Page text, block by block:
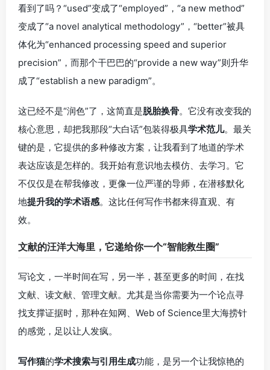
看到了吗？“used”变成了“employed”，“a new method”
变成了“a novel analytical methodology”，“better”被具
体化为“enhanced processing speed and superior
precision”，而那个干巴巴的“provide a new way”则升华
成了“establish a new paradigm”。
这已经不是“润色”了，这简直是脱胎换骨。它没有改变我的
核心意思，却把我那段“大白话”包装得极具学术范儿。最关
键的是，它提供的多种修改方案，让我看到了地道的学术
表达应该是怎样的。我开始有意识地去模仿、去学习。它
不仅仅是在帮我修改，更像一位严谨的导师，在潜移默化
地提升我的学术语感。这比任何写作书都来得直观、有
效。
文献的汪洋大海里，它递给你一个“智能救生圈”
写论文，一半时间在写，另一半，甚至更多的时间，在找
文献、读文献、管理文献。尤其是当你需要为一个论点寻
找支撑证据时，那种在知网、Web of Science里大海捞针
的感觉，足以让人发疯。
写作猫的学术搜索与引用生成功能，是另一个让我惊艳的